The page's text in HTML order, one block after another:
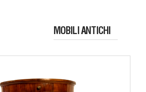
MOBILI ANTICHI